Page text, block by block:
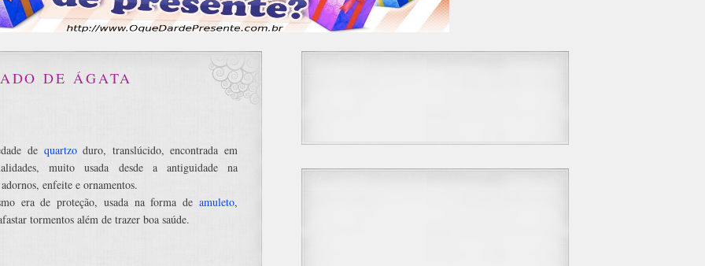
DE ÁGATA
de quartzoduro, translúcido, encontrada em
muito usada desde a antiguidade na
enfeite e ornamentos.
era de proteção, usada na forma de amuleto,
tormentos além de trazer boa saúde.